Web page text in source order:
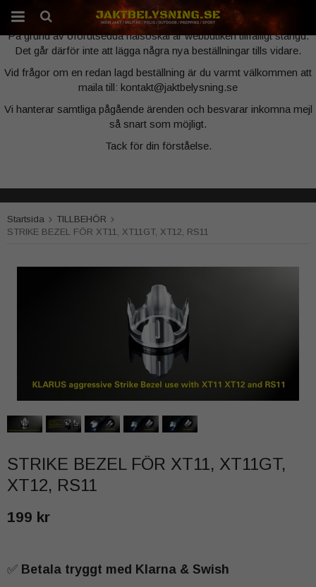
Webbutiken är tillfälligt stängd
På grund av oförutsedda hälsoskäl är webbutiken tillfälligt stängd.
Det går därför inte att lägga några nya beställningar tills vidare.
Vid frågor om en redan lagd beställning är du varmt välkommen att
maila till: kontakt@jaktbelysning.se
Vi hanterar samtliga pågående ärenden och besvarar inkomna mejl
så snart som möjligt.
Tack för din förståelse.
Startsida
TILLBEHÖR
STRIKE BEZEL FÖR XT11, XT11GT, XT12, RS11
STRIKE BEZEL FÖR XT11, XT11GT,
XT12, RS11
199 kr
✅ Betala tryggt med Klarna & Swish